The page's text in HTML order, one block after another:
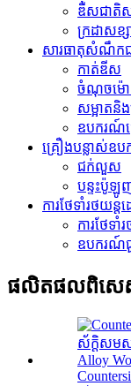
ឌីសជាតិ
ក្រដាស
សារធាតុសំណឹក
កាត់ឌីស
ចំណុចម៉ោ
សម្អាតនិ
ឧបករណ៍ធ្
គ្រឿងបន្លាស់ឧ
ជក់លួស
បន្ទះប៉ូឡូ
ការថែទាំរថយន្
ការថែទាំ
ឧបករណ៍
ផលិតផលពិស